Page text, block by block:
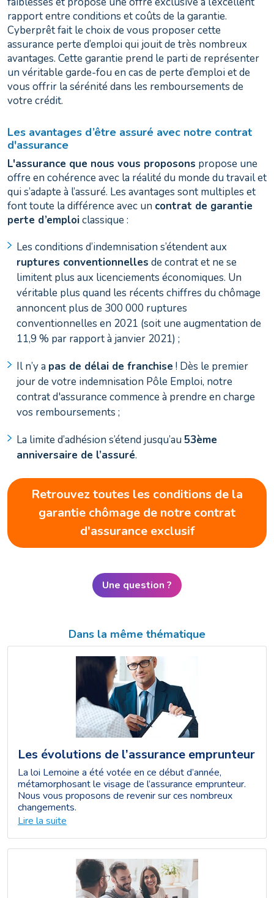
rapport entre conditions et coûts de la garantie.
Cyberprêt fait le choix de vous proposer cette
assurance perte d’emploi qui jouit de très nombreux
avantages. Cette garantie prend le parti de représenter
un véritable garde-fou en cas de perte d’emploi et de
vous offrir la sérénité dans les remboursements de
votre crédit.
Les avantages d’être assuré avec notre contrat
d'assurance
L'assurance que nous vous proposons propose une
offre en cohérence avec la réalité du monde du travail et
qui s’adapte à l’assuré. Les avantages sont multiples et
font toute la différence avec un contrat de garantie
perte d’emploiclassique :
Les conditions d’indemnisation s’étendent aux
ruptures conventionnelles de contrat et ne se
limitent plus aux licenciements économiques. Un
véritable plus quand les récents chiffres du chômage
annoncent plus de 300 000 ruptures
conventionnelles en 2021 (soit une augmentation de
11,9 % par rapport à janvier 2021) ;
Il n’y a pas de délai de franchise ! Dès le premier
jour de votre indemnisation Pôle Emploi, notre
contrat d'assurance commence à prendre en charge
vos remboursements ;
La limite d’adhésion s’étend jusqu’au 53ème
anniversaire de l’assuré.
Retrouvez toutes les conditions de la
garantie chômage de notre contrat
d'assurance exclusif
Une question ?
Dans la même thématique
Les évolutions de l’assurance emprunteur
La loi Lemoine a été votée en ce début d’année,
métamorphosant le visage de l’assurance emprunteur.
Nous vous proposons de revenir sur ces nombreux
changements.
Lire la suite